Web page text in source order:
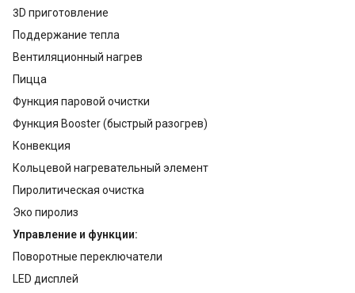
3D приготовление
Поддержание тепла
Вентиляционный нагрев
Пицца
Функция паровой очистки
Функция Booster (быстрый разогрев)
Конвекция
Кольцевой нагревательный элемент
Пиролитическая очистка
Эко пиролиз
Управление и функции:
Поворотные переключатели
LED дисплей